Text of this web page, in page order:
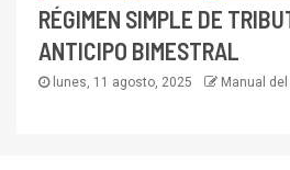
RÉGIMEN SIMPLE DE
ANTICIPO BIMESTRAL
lunes, 11 agosto, 2025 Manual